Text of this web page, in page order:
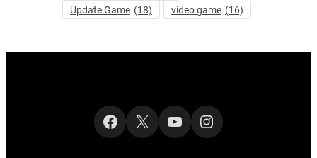
Update Game (18) video game (16)
Facebook
X YouTubeInstagram